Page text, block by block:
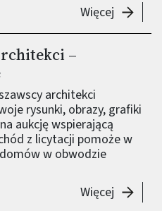
Więcej
–
architekci
rysunki, obrazy, grafiki
aukcję wspierającą
z licytacji pomoże w
w obwodzie
Więcej Aukcja